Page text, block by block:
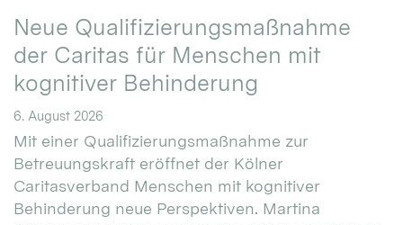
Neue Qualifizierungsmaßnahme
der Caritas für Menschen mit
kognitiver Behinderung
6. August 2026
Mit einer Qualifizierungsmaßnahme zur
Betreuungskraft eröffnet der Kölner
Caritasverband Menschen mit kognitiver
Behinderung neue Perspektiven. Martina